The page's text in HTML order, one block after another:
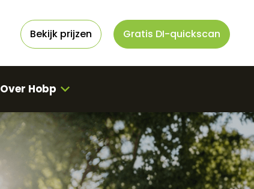
Bekijk prijzen Gratis DI-quickscan
Over Hobp